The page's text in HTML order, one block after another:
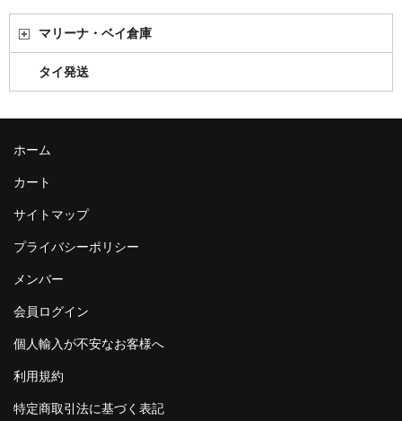
マリーナ・ベイ倉庫
タイ発送
ホーム
カート
サイトマップ
プライバシーポリシー
メンバー
会員ログイン
個人輸入が不安なお客様へ
利用規約
特定商取引法に基づく表記